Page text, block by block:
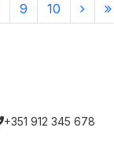
9 10
+351 912 345 678